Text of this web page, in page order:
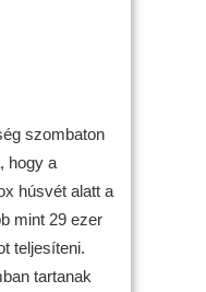
szombaton
hogy a
húsvét alatt a
mint 29 ezer
teljesíteni.
tartanak